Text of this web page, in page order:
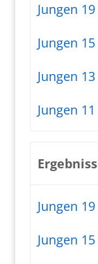
Jungen 19
Jungen 15
Jungen 13
Jungen 11
Jungen 19
Jungen 15